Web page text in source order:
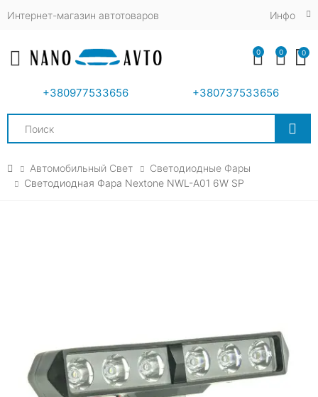
Интернет-магазин автотоваров Инфо
Toggle mobile menu
+380977533656 +380737533656
Search
0 0 0
Автомобильный Свет
Светодиодные Фары
Светодиодная Фара Nextone NWL-A01 6W SP